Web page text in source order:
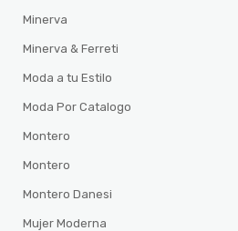
Minerva
Minerva & Ferreti
Moda a tu Estilo
Moda Por Catalogo
Montero
Montero
Montero Danesi
Mujer Moderna